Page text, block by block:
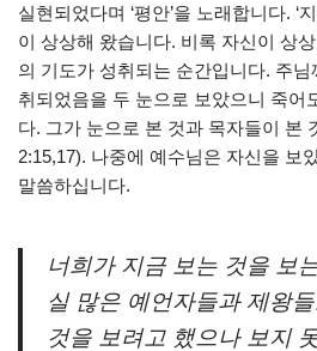
실현되었다며 ‘평안’을 노래합니다. ‘
이 상상해 왔습니다. 비록 자신이 상
의 기도가 성취되는 순간입니다. 주
취되었음을 두 눈으로 보았으니 죽어
다. 그가 눈으로 본 것과 목자들이 본
2:15,17). 나중에 예수님은 자신을 보
말씀하십니다.
너희가 지금 보는 것을 보
실 많은 예언자들과 제왕
것을 보려고 했으나 보지